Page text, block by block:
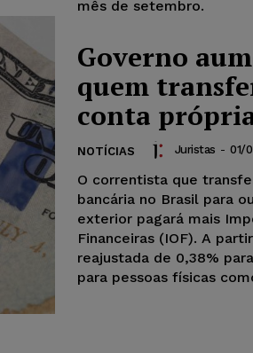
mês de setembro.
Governo
quem
conta
NOTÍCIAS Juristas - 01/
O correntista que
bancária no Brasil para
exterior pagará mais
Financeiras (IOF). A
reajustada de 0,38%
para pessoas físicas